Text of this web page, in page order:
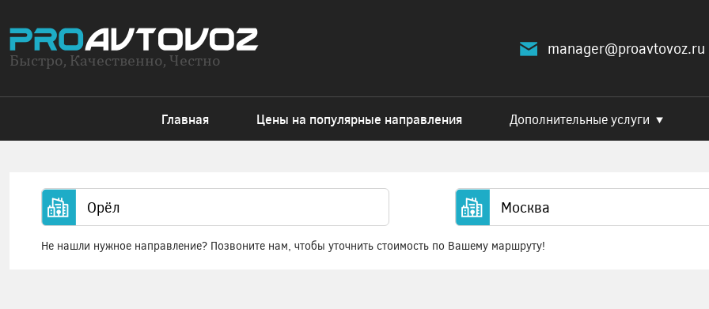
Быстро, Качественно, Честно
manager@proavtovoz.ru
Главная Цены на популярные направления Дополнительные услуги
Не нашли нужное направление? Позвоните нам, чтобы уточнить стоимость по Вашему маршруту!